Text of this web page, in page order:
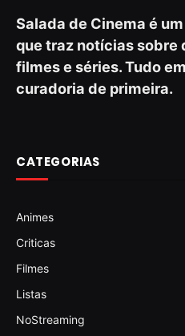
Salada de Cinema é
que traz notícias sobre
filmes e séries. Tudo
curadoria de primeira.
CATEGORIAS
Animes
Criticas
Filmes
Listas
NoStreaming